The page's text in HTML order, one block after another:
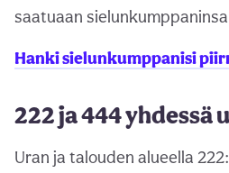
saatuaan
Hanki sielunkumppanisi
222 ja 444 yhdessä
Uran ja talouden alueella